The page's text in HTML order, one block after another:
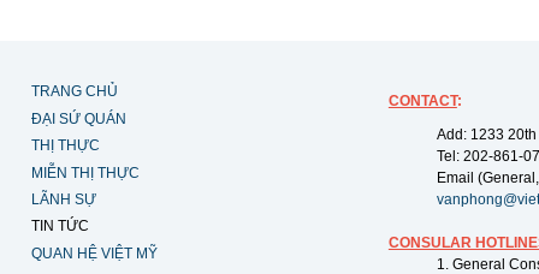
TRANG CHỦ
ĐẠI SỨ QUÁN
THỊ THỰC
MIỄN THỊ THỰC
LÃNH SỰ
TIN TỨC
QUAN HỆ VIỆT MỸ
CONTACT:
Add: 1233
Tel: 202-861-
Email
CONSULAR
1. General